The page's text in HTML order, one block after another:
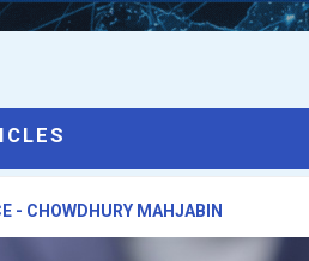
- CHOWDHURY MAHJABIN